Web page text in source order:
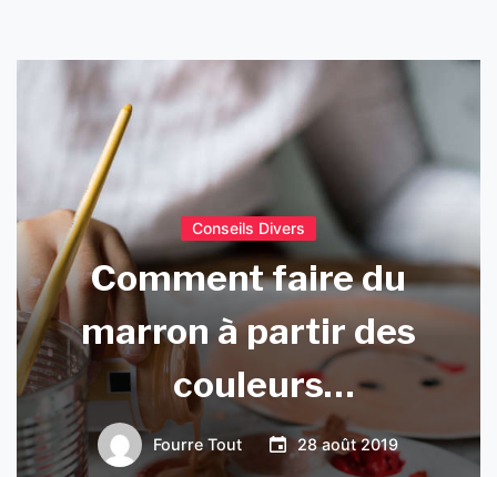
Conseils Divers
Comment faire du
marron à partir des
couleurs
primaires ?
Fourre Tout 28 août 2019